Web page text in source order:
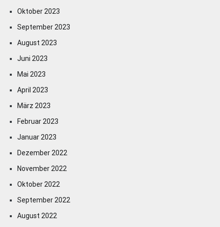
Oktober 2023
September 2023
August 2023
Juni 2023
Mai 2023
April 2023
März 2023
Februar 2023
Januar 2023
Dezember 2022
November 2022
Oktober 2022
September 2022
August 2022